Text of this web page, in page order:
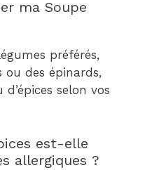
ma Soupe
préférés,
des épinards,
selon vos
est-elle
allergiques ?